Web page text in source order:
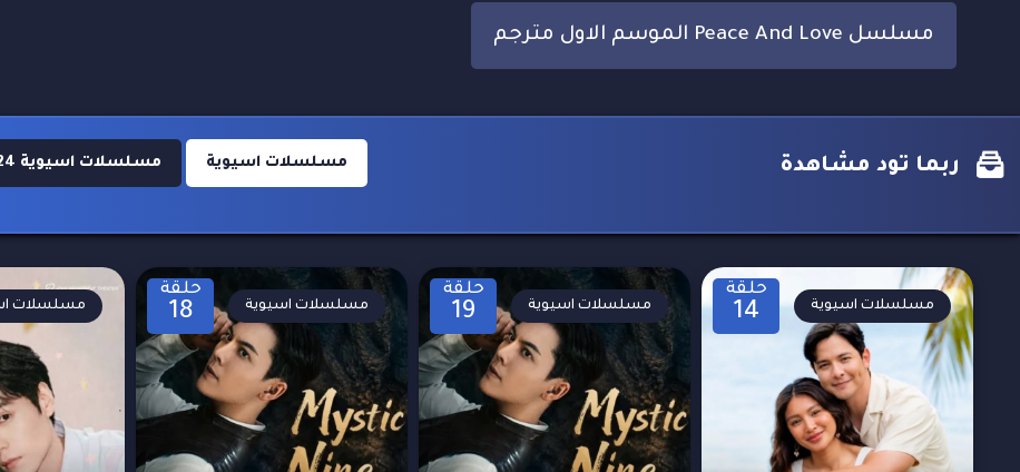
مسلسل Peace And Love الموسم الاول مترجم
ربما تود مشاهدة مسلسلات اسيوية مسلسلات اسيوية 2024
حلقة
14 مسلسلات اسيوية
حلقة
19 مسلسلات اسيوية
حلقة
18 مسلسلات اسيوية مسلسلات